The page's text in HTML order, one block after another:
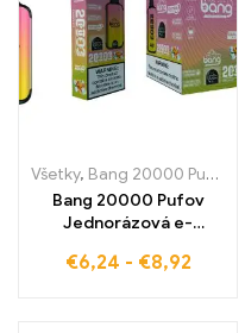
Všetky, Bang 20000 Pufov
Bang 20000 Pufov
Jednorázová e-
PEACH ICE sa stretáva
€6,24 - €8,92